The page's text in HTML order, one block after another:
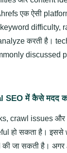
एक ऐसी
difficulty,
करती है।
discussed
SEO में कैसे मदद
crawl issues
हो सकता है। इससे
जा सकती है। अगर